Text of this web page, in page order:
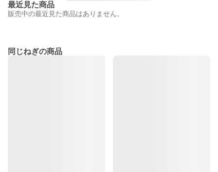
最近見た商品
販売中の最近見た商品はありません。
同じねぎの商品